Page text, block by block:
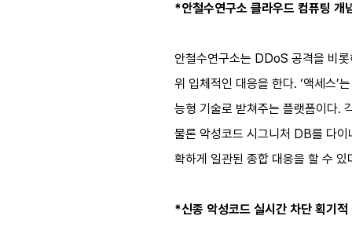
*안철수연구소 클라우드 컴퓨팅 개
안철수연구소는 DDoS 공격을 비
위 입체적인 대응을 한다. ‘액세스
능형 기술로 받쳐주는 플랫폼이다.
물론 악성코드 시그니처 DB를 다
확하게 일관된 종합 대응을 할 수 있
*신종 악성코드 실시간 차단 획기적